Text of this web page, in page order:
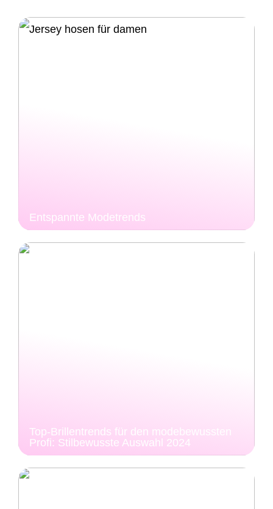
Entspannte Modetrends
Top-Brillentrends für den modebewussten
Profi: Stilbewusste Auswahl 2024